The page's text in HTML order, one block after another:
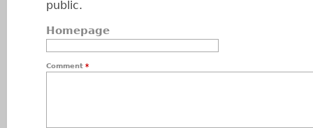
public.
Homepage
Comment *